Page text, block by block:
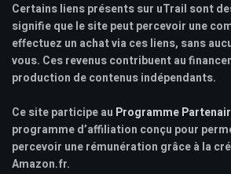
Certains liens présents sur uTrail sont
signifie que le site peut percevoir une
effectuez un achat via ces liens, sans
vous. Ces revenus contribuent au
production de contenus indépendants.
Ce site participe au Programme
programme d’affiliation conçu pour
percevoir une rémunération grâce à la
Amazon.fr.